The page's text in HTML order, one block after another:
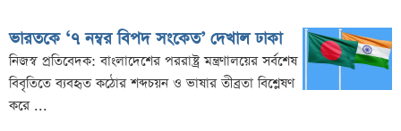
ন্যাশনাল ফিড মিলের দ্বিতীয় প্রান্তিক প্রকাশ
বাজুসের নতুন ঘোষণা, স্বর্ণের দামে ইতিহাসের বড় উল্লম্ফন
হাসিনার প্রোগ্রাম থেকে যে কারণে বের হয়ে গেলেন ৪৪০০০
ভারতকে ‘৭ নম্বর বিপদ সংকেত’ দেখাল ঢাকা
নিজস্ব প্রতিবেদক: বাংলাদেশের পররাষ্ট্র মন্ত্রণালয়ের সর্বশেষ
বিবৃতিতে ব্যবহৃত কঠোর শব্দচয়ন ও ভাষার তীব্রতা বিশ্লেষণ
করে ...